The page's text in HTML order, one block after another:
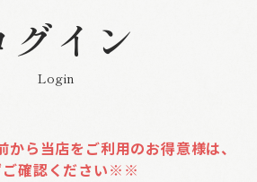
グイン
Login
ら当店をご利用のお得意様は、
ご確認ください※※